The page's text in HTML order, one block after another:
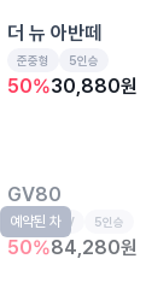
더 뉴 아반떼
준중형 5인승
50%30,880원
GV80
준대형SUV 5인승
50%84,280원
예약된 차